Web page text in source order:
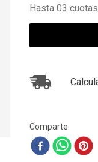
Hasta 03
Comparte